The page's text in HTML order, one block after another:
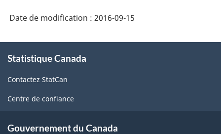
Date de modification : 2016-09-15
propos
ce
site
Statistique Canada
Contactez StatCan
Centre de confiance
Gouvernement du Canada